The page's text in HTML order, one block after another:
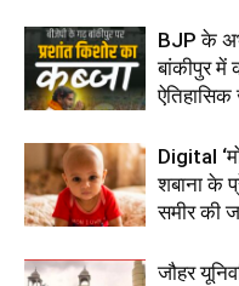
BJP के
बांकीपुर में
ऐतिहासिक
Digital
शबाना के
समीर की
जौहर